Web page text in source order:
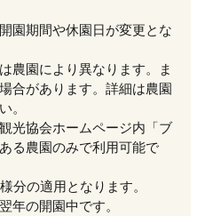
園期間や休園日が変更とな
農園により異なります。ま
合があります。詳細は農園
。
光協会ホームページ内「ブ
る農園のみで利用可能で
分の適用となります。
年の開園中です。